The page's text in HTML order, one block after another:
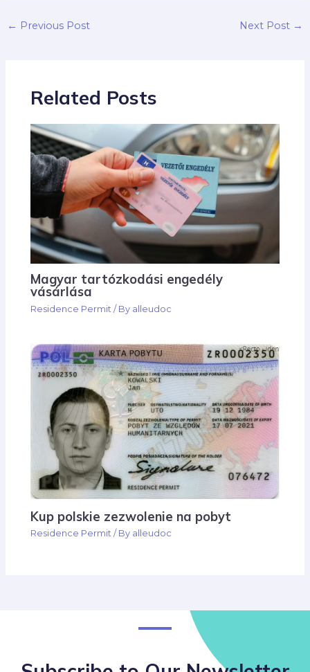
← Previous Post Next Post →
Related Posts
Magyar tartózkodási engedély
vásárlása
Residence Permit / By alleudoc
Kup polskie zezwolenie na pobyt
Residence Permit / By alleudoc